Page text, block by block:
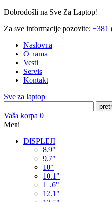
Dobrodošli na Sve Za Laptop!
Za sve informacije pozovite: +381
Naslovna
O nama
Vesti
Servis
Kontakt
Sve za laptop
Vaša korpa 0
Meni
DISPLEJI
8.9"
9.7"
10"
10.1"
11.6"
12.1"